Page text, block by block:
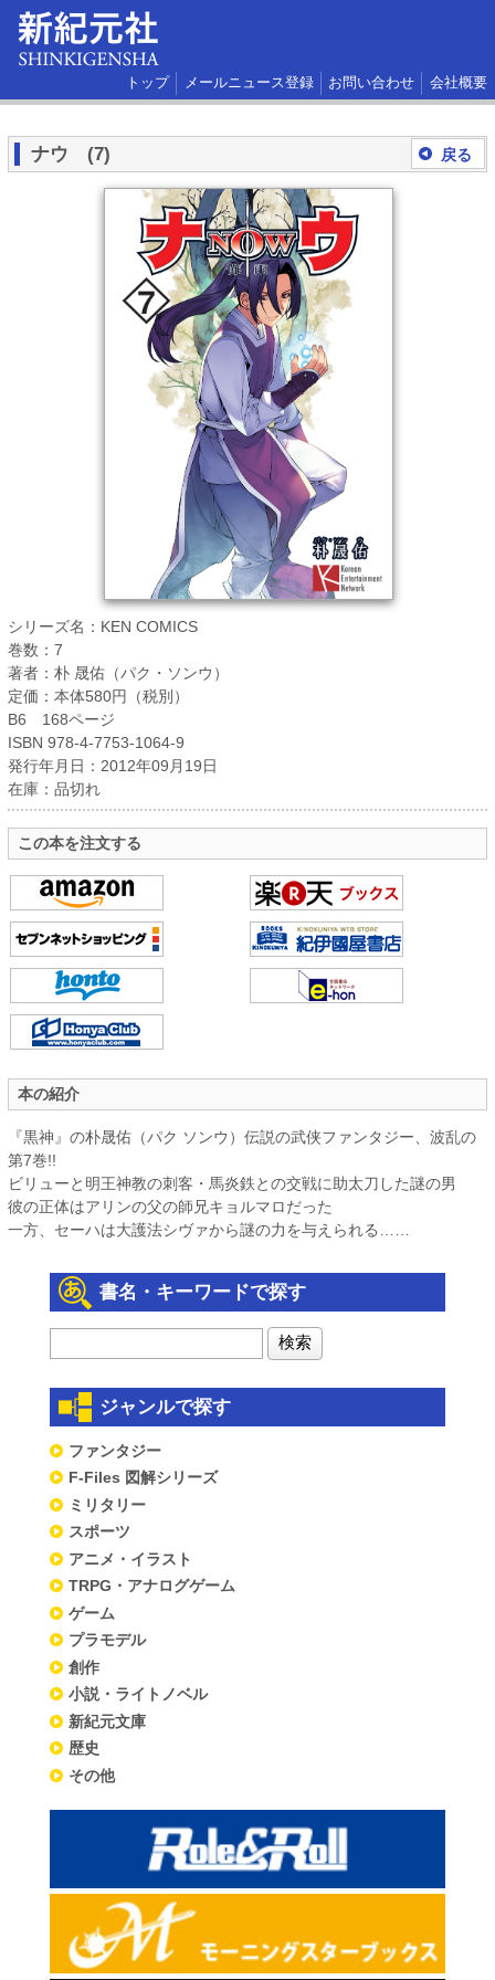
トップ メールニュース登録 お問い合わせ 会社概要
戻る
ナウ (7)
シリーズ名：KEN COMICS
巻数：7
著者：朴 晟佑（パク・ソンウ）
定価：本体580円（税別）
B6 168ページ
ISBN 978-4-7753-1064-9
発行年月日：2012年09月19日
在庫：品切れ
この本を注文する
本の紹介
『黒神』の朴晟佑（パク ソンウ）伝説の武侠ファンタジー、波乱の
第7巻!!
ビリューと明王神教の刺客・馬炎鉄との交戦に助太刀した謎の男
彼の正体はアリンの父の師兄キョルマロだった
一方、セーハは大護法シヴァから謎の力を与えられる……
書名・キーワードで探す
ジャンルで探す
ファンタジー
F-Files 図解シリーズ
ミリタリー
スポーツ
アニメ・イラスト
TRPG・アナログゲーム
ゲーム
プラモデル
創作
小説・ライトノベル
新紀元文庫
歴史
その他